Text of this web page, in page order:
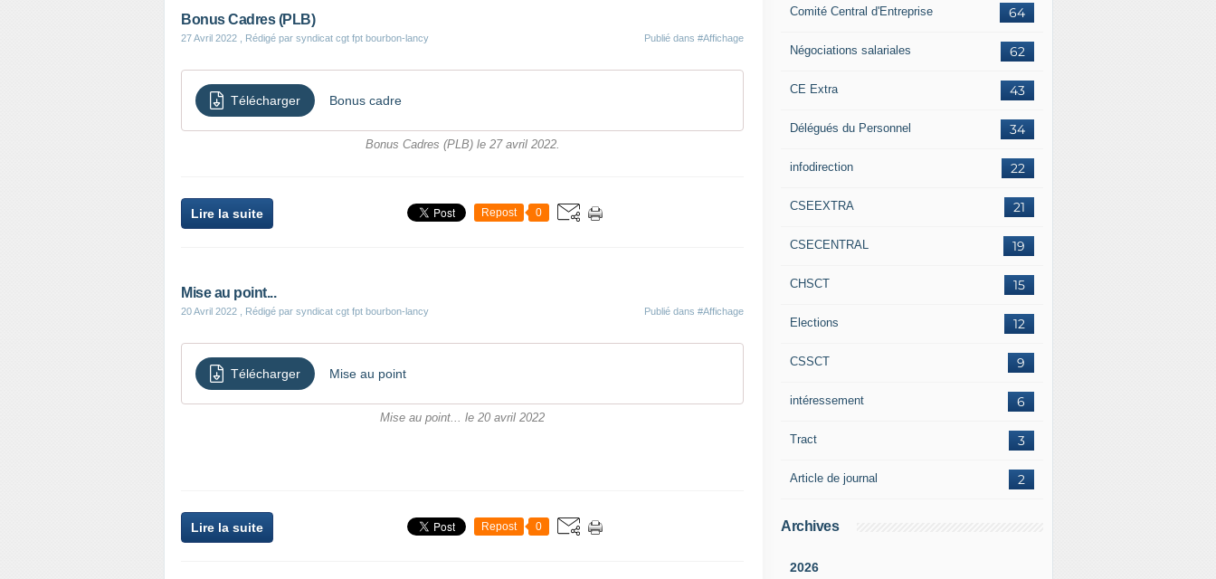
Bonus Cadres (PLB)
27 Avril 2022 , Rédigé par syndicat cgt fpt bourbon-lancy Publié dans #Affichage
Télécharger Bonus cadre
Bonus Cadres (PLB) le 27 avril 2022.
Lire la suite Repost 0
Mise au point...
20 Avril 2022 , Rédigé par syndicat cgt fpt bourbon-lancy Publié dans #Affichage
Télécharger Mise au point
Mise au point... le 20 avril 2022
Lire la suite Repost 0
64
Comité Central d'Entreprise
62
Négociations salariales
43
CE Extra
34
Délégués du Personnel
22
infodirection
21
CSEEXTRA
19
CSECENTRAL
15
CHSCT
12
Elections
9
CSSCT
6
intéressement
3
Tract
2
Article de journal
Archives
2026